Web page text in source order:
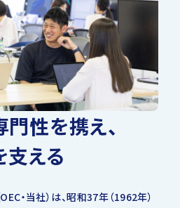
パートナー募集
お問い合わせ
広報
性を携え、
える
・当社）は、昭和37年（1962年）